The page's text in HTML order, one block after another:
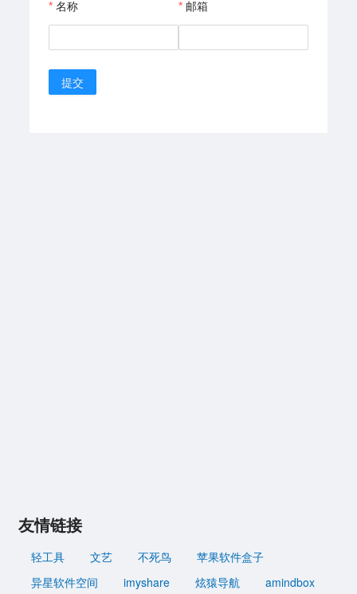
名称 邮箱
提交
友情链接
轻工具 文艺 不死鸟
苹果软件盒子
异星软件空间
imyshare 炫猿导航 amindbox